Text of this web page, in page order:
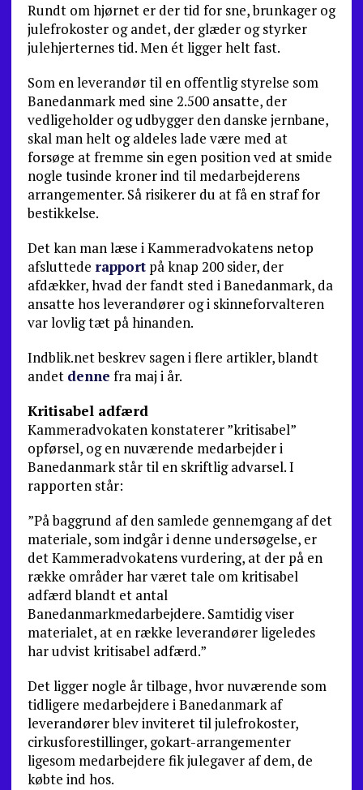
Rundt om hjørnet er der tid for sne, brunkager og
julefrokoster og andet, der glæder og styrker
julehjerternes tid. Men ét ligger helt fast.
Som en leverandør til en offentlig styrelse som
Banedanmark med sine 2.500 ansatte, der
vedligeholder og udbygger den danske jernbane,
skal man helt og aldeles lade være med at
forsøge at fremme sin egen position ved at smide
nogle tusinde kroner ind til medarbejderens
arrangementer. Så risikerer du at få en straf for
bestikkelse.
Det kan man læse i Kammeradvokatens netop
afsluttede rapportpå knap 200 sider, der
afdækker, hvad der fandt sted i Banedanmark, da
ansatte hos leverandører og i skinneforvalteren
var lovlig tæt på hinanden.
Indblik.net beskrev sagen i flere artikler, blandt
andet denne fra maj i år.
Kritisabel adfærd
Kammeradvokaten konstaterer ”kritisabel”
opførsel, og en nuværende medarbejder i
Banedanmark står til en skriftlig advarsel. I
rapporten står:
”På baggrund af den samlede gennemgang af det
materiale, som indgår i denne undersøgelse, er
det Kammeradvokatens vurdering, at der på en
række områder har været tale om kritisabel
adfærd blandt et antal
Banedanmarkmedarbejdere. Samtidig viser
materialet, at en række leverandører ligeledes
har udvist kritisabel adfærd.”
Det ligger nogle år tilbage, hvor nuværende som
tidligere medarbejdere i Banedanmark af
leverandører blev inviteret til julefrokoster,
cirkusforestillinger, gokart-arrangementer
ligesom medarbejdere fik julegaver af dem, de
købte ind hos.